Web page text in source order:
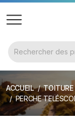
ACCUEIL
TOITURE
PERCHE